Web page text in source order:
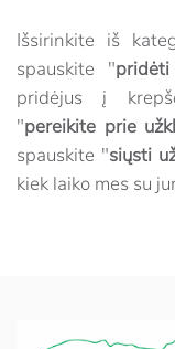
Išsirinkite iš
spauskite "
pridėjus į
"pereikite prie
spauskite "siųsti
kiek laiko mes su